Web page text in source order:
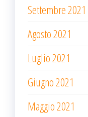
Settembre 2021
Agosto 2021
Luglio 2021
Giugno 2021
Maggio 2021